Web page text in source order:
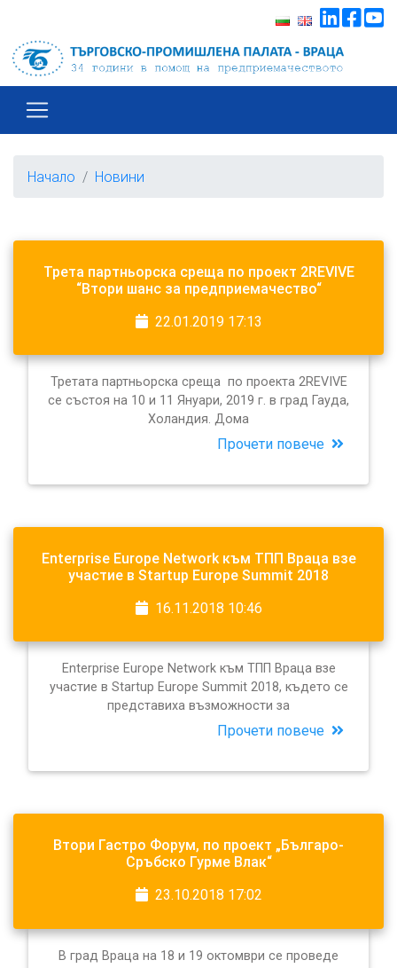
Начало Новини
Трета партньорска среща по проект 2REVIVE
“Втори шанс за предприемачество“
22.01.2019 17:13
Третата партньорска среща по проекта 2REVIVE
се състоя на 10 и 11 Януари, 2019 г. в град Гауда,
Холандия. Дома
Прочети повече
Enterprise Europe Network към ТПП Враца взе
участие в Startup Europe Summit 2018
16.11.2018 10:46
Enterprise Europe Network към ТПП Враца взе
участие в Startup Europe Summit 2018, където се
представиха възможности за
Прочети повече
Втори Гастро Форум, по проект „Българо-
Сръбско Гурме Влак“
23.10.2018 17:02
В град Враца на 18 и 19 октомври се проведе